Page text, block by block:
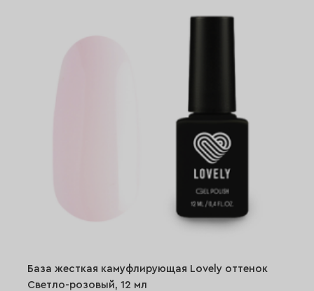
База жесткая камуфлирующая Lovely оттенок
Светло-розовый, 12 мл